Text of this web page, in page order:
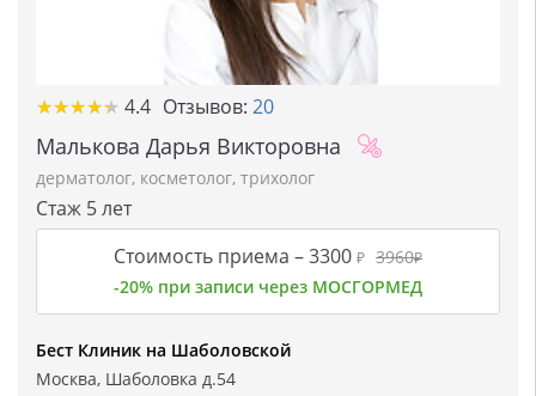
★★★★★
★★★★★ 4.4 Отзывов: 20
Малькова Дарья Викторовна
дерматолог, косметолог, трихолог
Стаж 5 лет
Стоимость приема –3300 ₽ 3960₽
-20% при записи через МОСГОРМЕД
Бест Клиник на Шаболовской
Москва, Шаболовка д.54